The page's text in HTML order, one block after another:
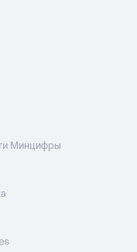
Минцифры